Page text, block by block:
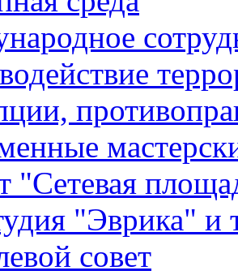
"Сетевая
"Эврика" и
совет